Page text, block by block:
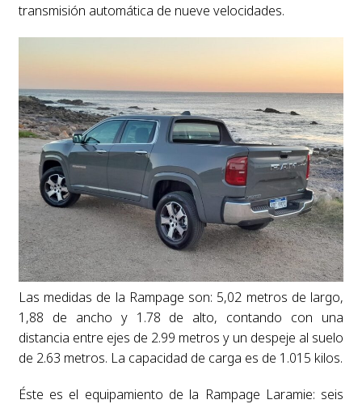
transmisión automática de nueve velocidades.
Las medidas de la Rampage son: 5,02 metros de largo,
1,88 de ancho y 1.78 de alto, contando con una
distancia entre ejes de 2.99 metros y un despeje al suelo
de 2.63 metros. La capacidad de carga es de 1.015 kilos.
Éste es el equipamiento de la Rampage Laramie: seis